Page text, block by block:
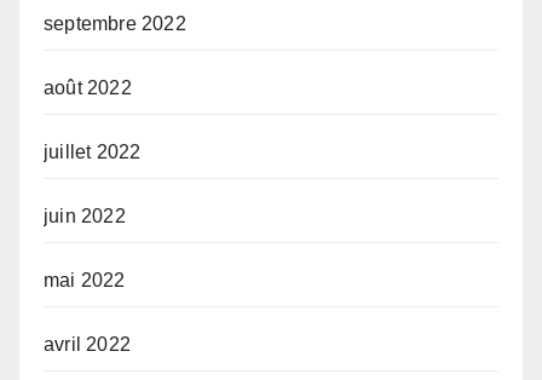
septembre 2022
août 2022
juillet 2022
juin 2022
mai 2022
avril 2022